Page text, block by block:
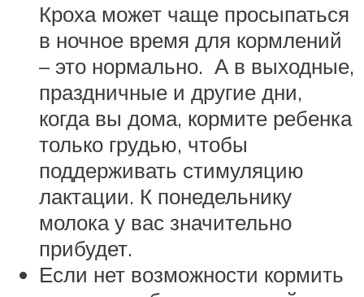
Кроха может чаще просыпаться
в ночное время для кормлений
– это нормально. А в выходные,
праздничные и другие дни,
когда вы дома, кормите ребенка
только грудью, чтобы
поддерживать стимуляцию
лактации. К понедельнику
молока у вас значительно
прибудет.
Если нет возможности кормить